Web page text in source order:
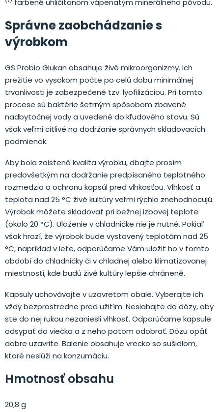
farbené uhličitanom vápenatým minerálneho pôvodu.
Správne zaobchádzanie s
výrobkom
GS Probio Glukan obsahuje živé mikroorganizmy. Ich
prežitie vo vysokom počte po celú dobu minimálnej
trvanlivosti je zabezpečené tzv. lyofilizáciou. Pri tomto
procese sú baktérie šetrným spôsobom zbavené
nadbytočnej vody a uvedené do kľudového stavu. Sú
však veľmi citlivé na dodržanie správnych skladovacích
podmienok.
Aby bola zaistená kvalita výrobku, dbajte prosím
predovšetkým na dodržanie predpísaného teplotného
rozmedzia a ochranu kapsúl pred vlhkosťou. Vlhkosť a
teplota nad 25 °C živé kultúry veľmi rýchlo znehodnocujú.
Výrobok môžete skladovať pri bežnej izbovej teplote
(okolo 20 °C). Uloženie v chladničke nie je nutné. Pokiaľ
však hrozí, že výrobok bude vystavený teplotám nad 25
°C, napríklad v lete, odporúčame Vám uložiť ho v tomto
období do chladničky či v chladnej alebo klimatizovanej
miestnosti, kde budú živé kultúry lepšie chránené.
Kapsuly uchovávajte v uzavretom obale. Vyberajte ich
vždy bezprostredne pred užitím. Nesiahajte do dózy, aby
ste do nej rukou nezaniesli vlhkosť. Odporúčame kapsule
odsypať do viečka a z neho potom odobrať. Dózu opäť
dobre uzavrite. Balenie obsahuje vrecko so sušidlom,
ktoré neslúži na konzumáciu.
Hmotnosť obsahu
20,8 g